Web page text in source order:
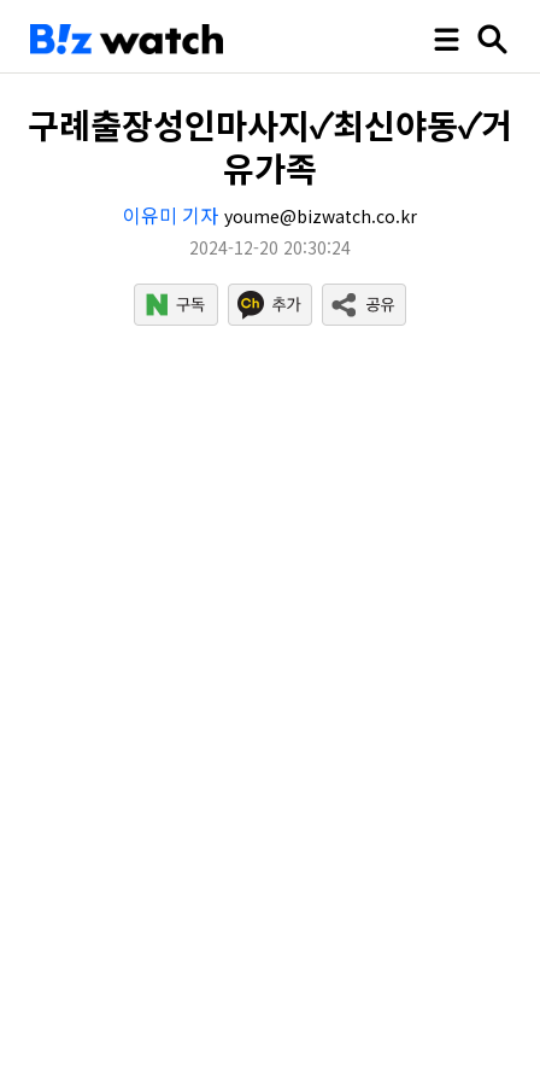
구례출장성인마사지✓최신야동✓거
유가족
이유미 기자 youme@bizwatch.co.kr
2024-12-20 20:30:24